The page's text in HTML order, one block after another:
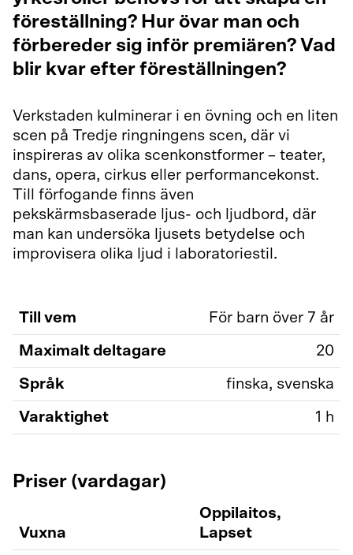
föreställning? Hur övar man och
förbereder sig inför premiären? Vad
blir kvar efter föreställningen?
Verkstaden kulminerar i en övning och en liten
scen på Tredje ringningens scen, där vi
inspireras av olika scenkonstformer – teater,
dans, opera, cirkus eller performancekonst.
Till förfogande finns även
pekskärmsbaserade ljus- och ljudbord, där
man kan undersöka ljusets betydelse och
improvisera olika ljud i laboratoriestil.
Till vem För barn över 7 år
Maximalt deltagare 20
Språk finska, svenska
Varaktighet 1 h
Priser (vardagar)
Vuxna
Oppilaitos,
Lapset